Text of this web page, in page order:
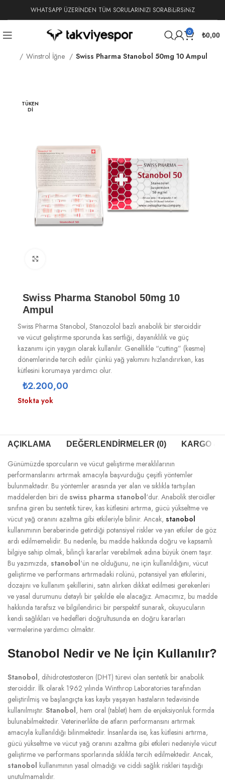
WHATSAPP ÜZERİNDEN TÜM SORULARINIZI SORABiLiRSiNiZ
0 ₺0,00
Winstrol İğne Swiss Pharma Stanobol 50mg 10 Ampul
TÜKEN
DI
Swiss Pharma Stanobol 50mg 10
Ampul
Swiss Pharma Stanobol, Stanozolol bazlı anabolik bir steroiddir
ve vücut geliştirme sporunda kas sertliği, dayanıklılık ve güç
kazanımı için yaygın olarak kullanılır. Genellikle “cutting” (kesme)
dönemlerinde tercih edilir çünkü yağ yakımını hızlandırırken, kas
kütlesini korumaya yardımcı olur.
₺2.200,00
Stokta yok
AÇIKLAMA DEĞERLENDIRMELER (0) KARGO &
Günümüzde sporcuların ve vücut geliştirme meraklılarının
performanslarını artırmak amacıyla başvurduğu çeşitli yöntemler
bulunmaktadır. Bu yöntemler arasında yer alan ve sıklıkla tartışılan
maddelerden biri de swiss pharma stanobol‘dur. Anabolik steroidler
sınıfına giren bu sentetik türev, kas kütlesini artırma, gücü yükseltme ve
vücut yağ oranını azaltma gibi etkileriyle bilinir. Ancak, stanobol
kullanımının beraberinde getirdiği potansiyel riskler ve yan etkiler de göz
ardı edilmemelidir. Bu nedenle, bu madde hakkında doğru ve kapsamlı
bilgiye sahip olmak, bilinçli kararlar verebilmek adına büyük önem taşır.
Bu yazımızda, stanobol‘ün ne olduğunu, ne için kullanıldığını, vücut
geliştirme ve performans artırmadaki rolünü, potansiyel yan etkilerini,
dozajını ve kullanım şekillerini, satın alırken dikkat edilmesi gerekenleri
ve yasal durumunu detaylı bir şekilde ele alacağız. Amacımız, bu madde
hakkında tarafsız ve bilgilendirici bir perspektif sunarak, okuyucuların
kendi sağlıkları ve hedefleri doğrultusunda en doğru kararları
vermelerine yardımcı olmaktır.
Stanobol Nedir ve Ne İçin Kullanılır?
Stanobol, dihidrotestosteron (DHT) türevi olan sentetik bir anabolik
steroiddir. İlk olarak 1962 yılında Winthrop Laboratories tarafından
geliştirilmiş ve başlangıçta kas kaybı yaşayan hastaların tedavisinde
kullanılmıştır. Stanobol, hem oral (tablet) hem de enjeksiyonluk formda
bulunabilmektedir. Veterinerlikte de atların performansını artırmak
amacıyla kullanıldığı bilinmektedir. İnsanlarda ise, kas kütlesini artırma,
gücü yükseltme ve vücut yağ oranını azaltma gibi etkileri nedeniyle vücut
geliştirme ve performans sporlarında sıklıkla tercih edilmektedir. Ancak,
stanobol kullanımının yasal olmadığı ve ciddi sağlık riskleri taşıdığı
unutulmamalıdır.